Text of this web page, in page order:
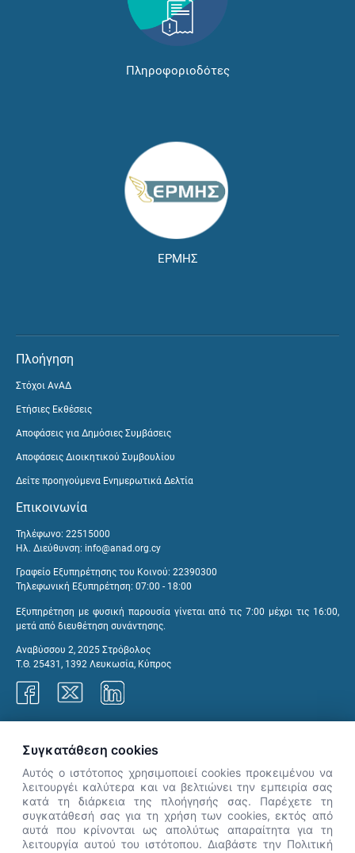
Πληροφοριοδότες
ΕΡΜΗΣ
Πλοήγηση
Στόχοι ΑνΑΔ
Ετήσιες Εκθέσεις
Αποφάσεις για Δημόσιες Συμβάσεις
Αποφάσεις Διοικητικού Συμβουλίου
Δείτε προηγούμενα Ενημερωτικά Δελτία
Επικοινωνία
Τηλέφωνο: 22515000
Ηλ. Διεύθυνση: info@anad.org.cy
Γραφείο Εξυπηρέτησης του Κοινού: 22390300
Τηλεφωνική Εξυπηρέτηση: 07:00 - 18:00
Εξυπηρέτηση με φυσική παρουσία γίνεται από τις 7:00 μέχρι τις 16:00,
μετά από διευθέτηση συνάντησης.
Αναβύσσου 2, 2025 Στρόβολος
Τ.Θ. 25431, 1392 Λευκωσία, Κύπρος
👋 Καλώς ήρθες! Είμαι η Νόησις.
Πες μου πώς μπορώ να σε βοηθήσω
Συγκατάθεση cookies
Αυτός ο ιστότοπος χρησιμοποιεί cookies προκειμένου να
λειτουργέι καλύτερα και να βελτιώνει την εμπειρία σας
κατά τη διάρκεια της πλοήγησής σας. Παρέχετε τη
συγκατάθεσή σας για τη χρήση των cookies, εκτός από
αυτά που κρίνονται ως απολύτως απαραίτητα για τη
λειτουργία αυτού του ιστότοπου. Διαβάστε την Πολιτική